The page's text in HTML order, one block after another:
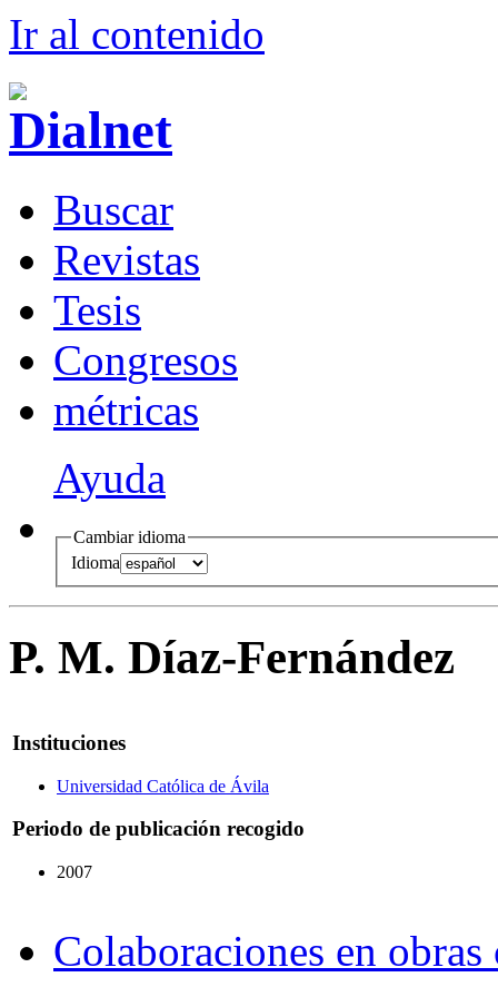
Ir al contenido
Buscar
Revistas
Tesis
Congresos
métricas
Ayuda
Cambiar idioma
Idioma
P. M. Díaz-Fernández
Instituciones
Universidad Católica de Ávila
Periodo de publicación recogido
2007
Colaboraciones en